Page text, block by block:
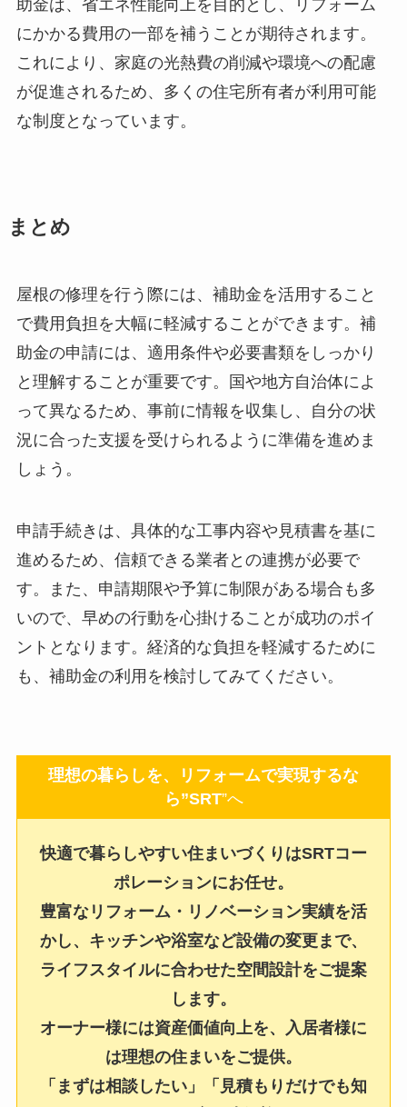
助金は、省エネ性能向上を目的とし、リフォーム
にかかる費用の一部を補うことが期待されます。
これにより、家庭の光熱費の削減や環境への配慮
が促進されるため、多くの住宅所有者が利用可能
な制度となっています。
まとめ
屋根の修理を行う際には、補助金を活用すること
で費用負担を大幅に軽減することができます。補
助金の申請には、適用条件や必要書類をしっかり
と理解することが重要です。国や地方自治体によ
って異なるため、事前に情報を収集し、自分の状
況に合った支援を受けられるように準備を進めま
しょう。
申請手続きは、具体的な工事内容や見積書を基に
進めるため、信頼できる業者との連携が必要で
す。また、申請期限や予算に制限がある場合も多
いので、早めの行動を心掛けることが成功のポイ
ントとなります。経済的な負担を軽減するために
も、補助金の利用を検討してみてください。
理想の暮らしを、リフォームで実現するな
ら”SRT”へ
快適で暮らしやすい住まいづくりはSRTコー
ポレーションにお任せ。
豊富なリフォーム・リノベーション実績を活
かし、キッチンや浴室など設備の変更まで、
ライフスタイルに合わせた空間設計をご提案
します。
オーナー様には資産価値向上を、入居者様に
は理想の住まいをご提供。
「まずは相談したい」「見積もりだけでも知